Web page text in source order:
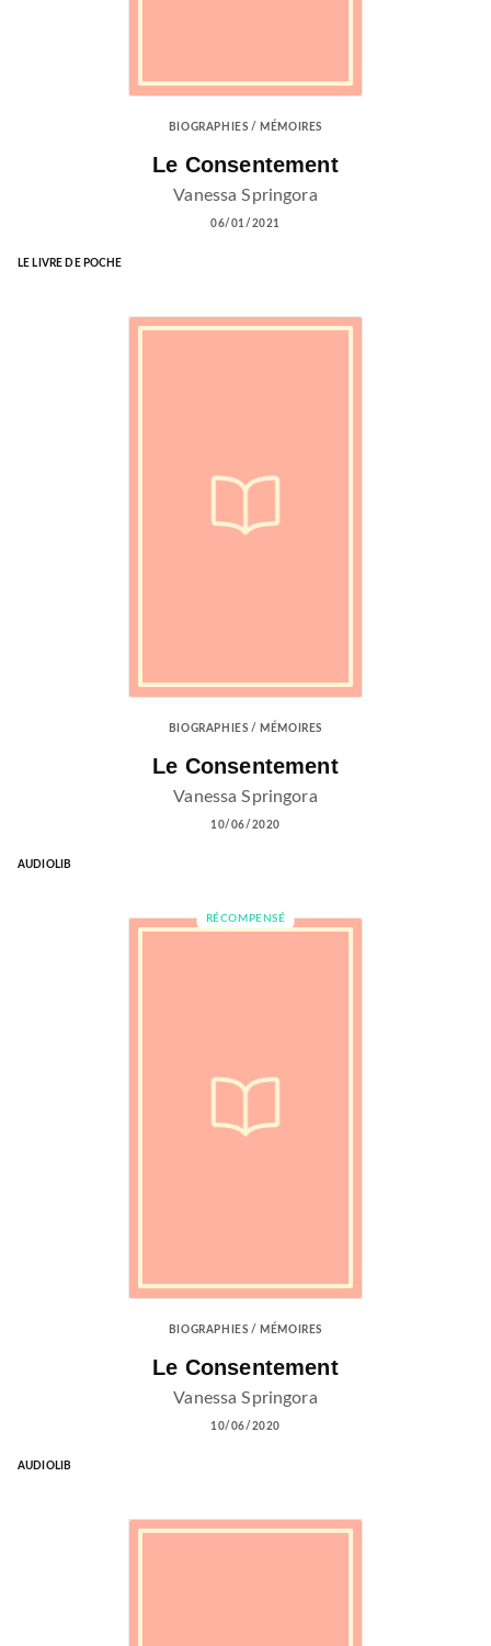
BIOGRAPHIES / MÉMOIRES
Le Consentement
Vanessa Springora
06/01/2021
LE LIVRE DE POCHE
BIOGRAPHIES / MÉMOIRES
Le Consentement
Vanessa Springora
10/06/2020
AUDIOLIB
RÉCOMPENSÉ
BIOGRAPHIES / MÉMOIRES
Le Consentement
Vanessa Springora
10/06/2020
AUDIOLIB